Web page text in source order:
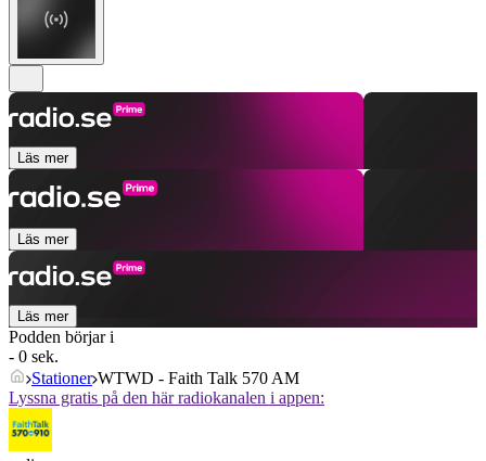
Läs mer
Läs mer
Läs mer
Podden börjar i
- 0 sek.
Stationer WTWD - Faith Talk 570 AM
Lyssna gratis på den här radiokanalen i appen: